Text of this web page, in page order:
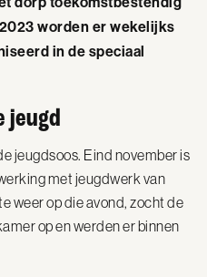
worden er wekelijks
in de speciaal
jeugdsoos. Eind november is
met jeugdwerk van
weer op die avond, zocht de
op en werden er binnen